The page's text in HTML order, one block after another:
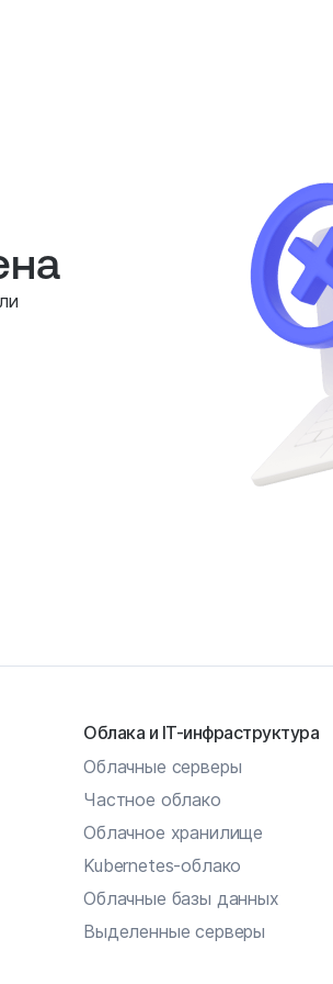
Облака и IT-инфраструктура
Облачные серверы
Частное облако
Облачное хранилище
Kubernetes-облако
Облачные базы данных
Выделенные серверы